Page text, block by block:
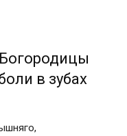
в зубах